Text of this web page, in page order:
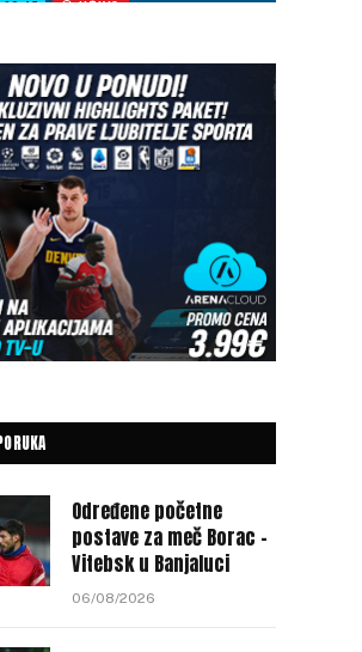
Određene početne
postave za meč Borac –
Vitebsk u Banjaluci
06/08/2026